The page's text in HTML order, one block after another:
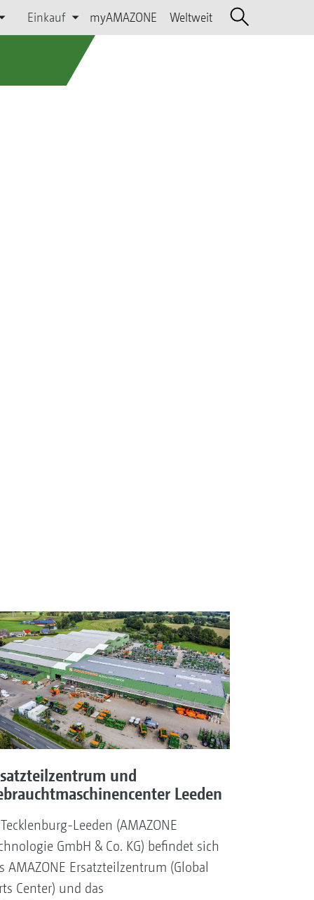
Einkauf myAMAZONE Weltweit
und
Leeden
Leeden (AMAZONE
GmbH & Co. KG) befindet sich
AMAZONE Ersatzteilzentrum (Global
Center) und das